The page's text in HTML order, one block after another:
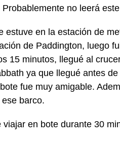
no leerá
estuve en la estación de
de Paddington, luego
15 minutos, llegué al
ya que llegué antes
fue muy amigable.
barco.
viajar en bote durante 30